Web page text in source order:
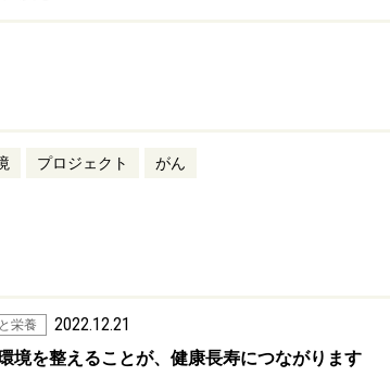
プロジェクト がん
栄養 2022.12.21
境を整えることが、健康長寿につながります